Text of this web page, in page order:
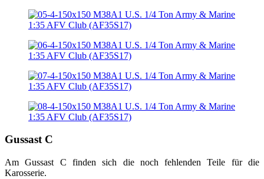
Gussast C
Am Gussast C finden sich die noch fehlenden Teile für die
Karosserie.